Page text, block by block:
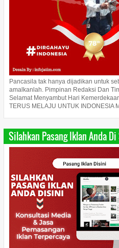
Pancasila tak hanya dijadikan untuk
amalkanlah. Pimpinan Redaksi Dan
Selamat Menyambut Hari
TERUS MELAJU UNTUK INDONESIA
Silahkan Pasang Iklan Anda